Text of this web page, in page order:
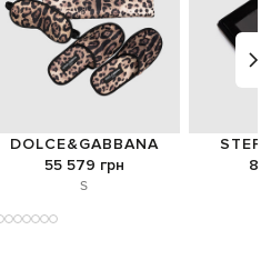
DOLCE&GABBANA
55 579 грн
S
8